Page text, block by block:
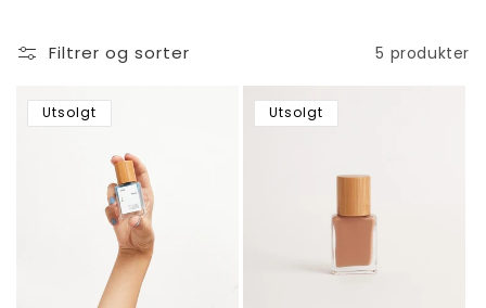
Filtrer og sorter 5 produkter
Utsolgt Utsolgt